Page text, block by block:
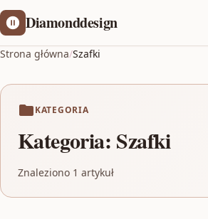
Diamonddesign
Strona główna/Szafki
KATEGORIA
Kategoria: Szafki
Znaleziono 1 artykuł